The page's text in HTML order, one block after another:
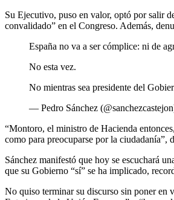
Su Ejecutivo, puso en valor, optó por salir
convalidado” en el Congreso. Además,
España no va a ser cómplice: ni de
No esta vez.
No mientras sea presidente del
— Pedro Sánchez
“Montoro, el ministro de Hacienda
como para preocuparse por la
Sánchez manifestó que hoy se escuchará
que su Gobierno “sí” se ha implicado,
No quiso terminar su discurso sin poner en